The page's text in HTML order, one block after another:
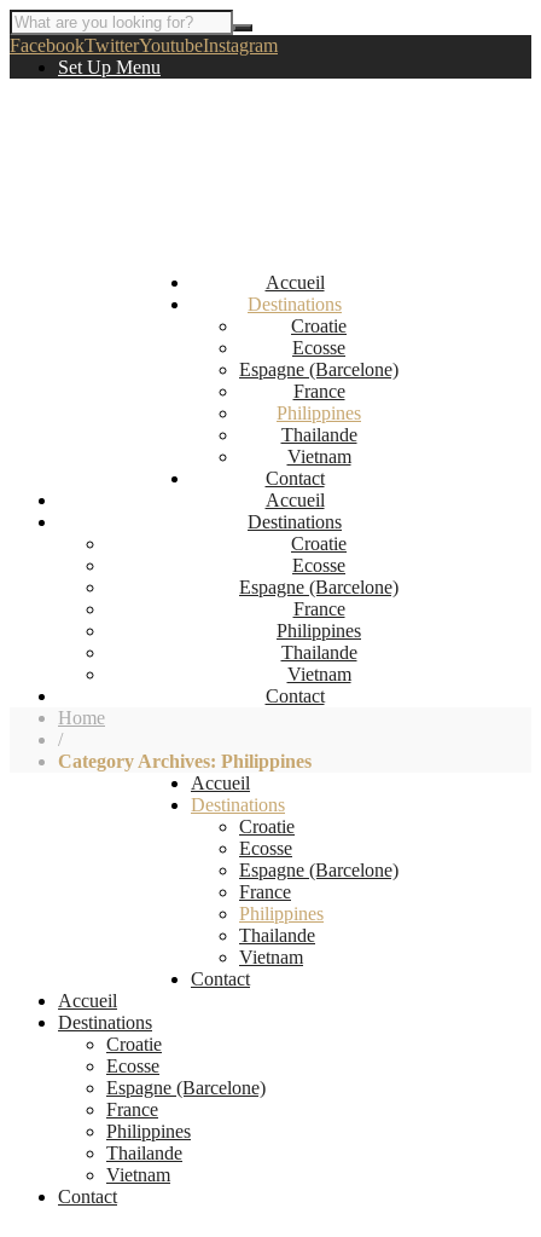
FacebookTwitterYoutubeInstagram
Set Up Menu
Accueil
Destinations
Croatie
Ecosse
Espagne (Barcelone)
France
Philippines
Thailande
Vietnam
Contact
Accueil
Destinations
Croatie
Ecosse
Espagne (Barcelone)
France
Philippines
Thailande
Vietnam
Contact
Home
/
Category Archives: Philippines
Accueil
Destinations
Croatie
Ecosse
Espagne (Barcelone)
France
Philippines
Thailande
Vietnam
Contact
Accueil
Destinations
Croatie
Ecosse
Espagne (Barcelone)
France
Philippines
Thailande
Vietnam
Contact